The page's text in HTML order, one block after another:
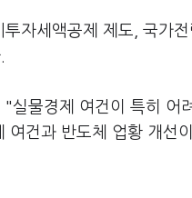
자세액공제 제도, 국가
"실물경제 여건이 특히
여건과 반도체 업황 개선